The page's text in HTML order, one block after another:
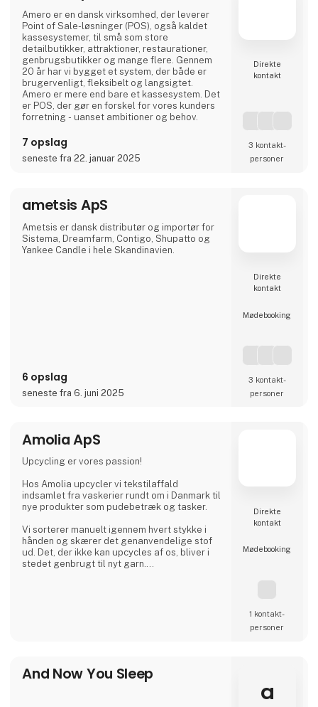
Amero er en dansk virksomhed, der leverer
Point of Sale-løsninger (POS), også kaldet
kassesystemer, til små som store
detailbutikker, attraktioner, restaurationer,
genbrugsbutikker og mange flere. Gennem
20 år har vi bygget et system, der både er
brugervenligt, fleksibelt og langsigtet.
Amero er mere end bare et kassesystem. Det
er POS, der gør en forskel for vores kunders
forretning - uanset ambitioner og behov.
7 opslag
seneste fra 22. januar 2025
Direkte
kontakt
3 kontakt­
personer
ametsis ApS
Ametsis er dansk distributør og importør for
Sistema, Dreamfarm, Contigo, Shupatto og
Yankee Candle i hele Skandinavien.
6 opslag
seneste fra 6. juni 2025
Direkte
kontakt
Møde­booking
3 kontakt­
personer
Amolia ApS
Upcycling er vores passion!
Hos Amolia upcycler vi tekstilaffald
indsamlet fra vaskerier rundt om i Danmark til
nye produkter som pudebetræk og tasker.
Vi sorterer manuelt igennem hvert stykke i
hånden og skærer det genanvendelige stof
ud. Det, der ikke kan upcycles af os, bliver i
stedet genbrugt til nyt garn.
Direkte
kontakt
Møde­booking
1 kontakt­
personer
And Now You Sleep
a